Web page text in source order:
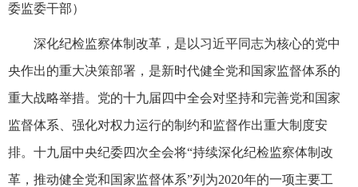
委监委干部）
深化纪检监察体制改革，是以习近平同志为核心的党中
央作出的重大决策部署，是新时代健全党和国家监督体系的
重大战略举措。党的十九届四中全会对坚持和完善党和国家
监督体系、强化对权力运行的制约和监督作出重大制度安
排。十九届中央纪委四次全会将“持续深化纪检监察体制改
革，推动健全党和国家监督体系”列为2020年的一项主要工